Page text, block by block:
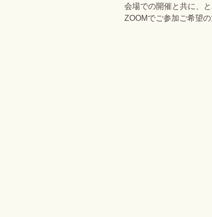
会場での開催と共に、
ZOOMでご参加ご希望